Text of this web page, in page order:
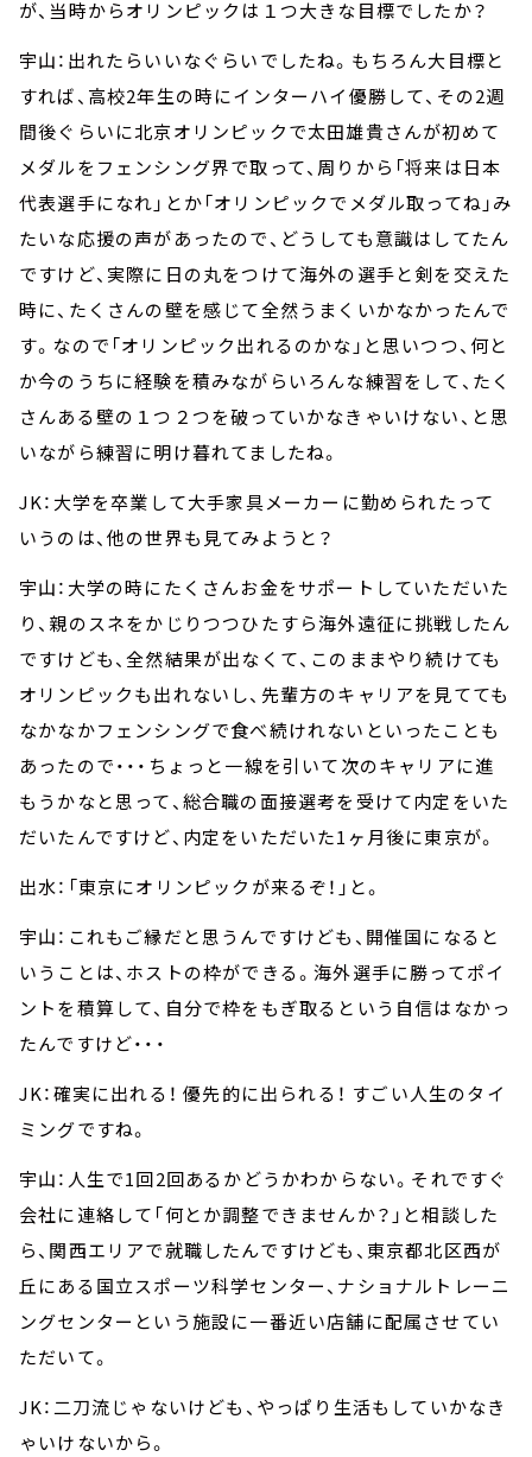
が、当時からオリンピックは１つ大きな目標でしたか？
宇山：出れたらいいなぐらいでしたね。もちろん大目標と
すれば、高校2年生の時にインターハイ優勝して、その2週
間後ぐらいに北京オリンピックで太田雄貴さんが初めて
メダルをフェンシング界で取って、周りから「将来は日本
代表選手になれ」とか「オリンピックでメダル取ってね」み
たいな応援の声があったので、どうしても意識はしてたん
ですけど、実際に日の丸をつけて海外の選手と剣を交えた
時に、たくさんの壁を感じて全然うまくいかなかったんで
す。なので「オリンピック出れるのかな」と思いつつ、何と
か今のうちに経験を積みながらいろんな練習をして、たく
さんある壁の１つ２つを破っていかなきゃいけない、と思
いながら練習に明け暮れてましたね。
JK：大学を卒業して大手家具メーカーに勤められたって
いうのは、他の世界も見てみようと？
宇山：大学の時にたくさんお金をサポートしていただいた
り、親のスネをかじりつつひたすら海外遠征に挑戦したん
ですけども、全然結果が出なくて、このままやり続けても
オリンピックも出れないし、先輩方のキャリアを見てても
なかなかフェンシングで食べ続けれないといったことも
あったので・・・ちょっと一線を引いて次のキャリアに進
もうかなと思って、総合職の面接選考を受けて内定をいた
だいたんですけど、内定をいただいた1ヶ月後に東京が。
出水：「東京にオリンピックが来るぞ！」と。
宇山：これもご縁だと思うんですけども、開催国になると
いうことは、ホストの枠ができる。海外選手に勝ってポイ
ントを積算して、自分で枠をもぎ取るという自信はなかっ
たんですけど・・・
JK：確実に出れる！ 優先的に出られる！ すごい人生のタイ
ミングですね。
宇山：人生で1回2回あるかどうかわからない。それですぐ
会社に連絡して「何とか調整できませんか？」と相談した
ら、関西エリアで就職したんですけども、東京都北区西が
丘にある国立スポーツ科学センター、ナショナルトレーニ
ングセンターという施設に一番近い店舗に配属させてい
ただいて。
JK：二刀流じゃないけども、やっぱり生活もしていかなき
ゃいけないから。